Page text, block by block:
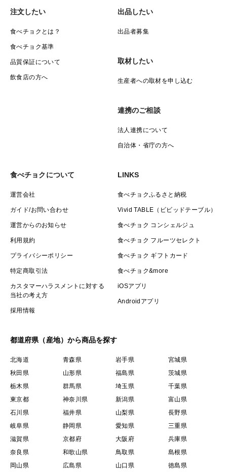
注文したい
食べチョクとは？
食べチョク基準
品質保証について
飲食店の方へ
出品したい
出品者募集
取材したい
生産者への取材を申し込む
連携のご相談
法人連携について
自治体・省庁の方へ
食べチョクについて
運営会社
ガイド/お問い合わせ
運営からのお知らせ
利用規約
プライバシーポリシー
特定商取引法
カスタマーハラスメントに対する
当社の考え方
採用情報
LINKS
食べチョクふるさと納税
Vivid TABLE（ビビッドテーブル）
食べチョク コンシェルジュ
食べチョク フルーツセレクト
食べチョク ギフトカード
食べチョク&more
iOSアプリ
Androidアプリ
都道府県（産地）から商品を探す
北海道 青森県 岩手県
宮城県
秋田県
山形県 福島県
茨城県
栃木県
群馬県 埼玉県
千葉県
東京都
神奈川県 新潟県
富山県
石川県
福井県 山梨県
長野県
岐阜県
静岡県 愛知県
三重県
滋賀県
京都府 大阪府
兵庫県
奈良県
和歌山県 鳥取県
島根県
岡山県
広島県 山口県 徳島県